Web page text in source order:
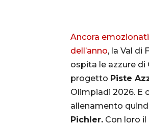
Ancora
dell’anno, la Val di
ospita le azzure di
progetto Piste
Olimpiadi 2026. E
allenamento
Pichler. Con loro